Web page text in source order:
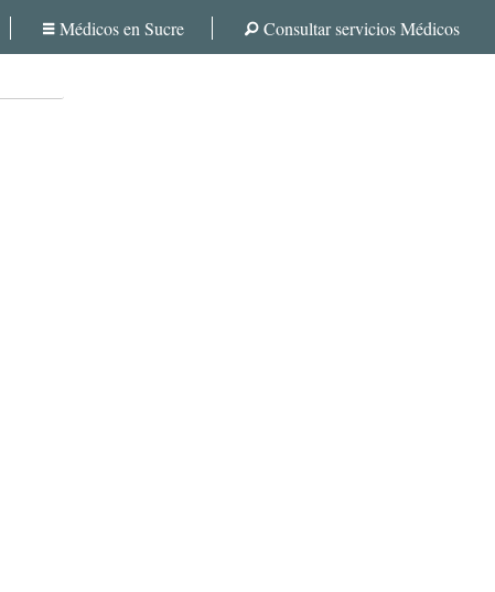
Médicos en Sucre Consultar servicios Médicos